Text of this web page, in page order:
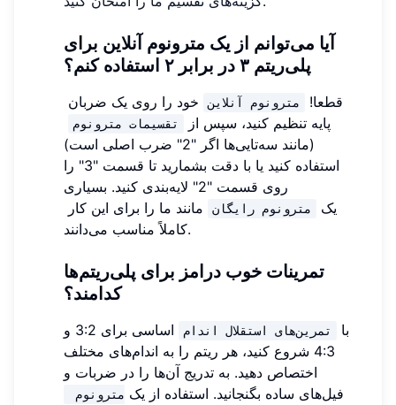
آیا می‌توانم از یک مترونوم آنلاین برای
پلی‌ریتم ۳ در برابر ۲ استفاده کنم؟
قطعا! مترونوم آنلاین
خود را روی یک ضربان
پایه تنظیم کنید، سپس از
تقسیمات مترونوم
(مانند سه‌تایی‌ها اگر "2" ضرب اصلی است)
استفاده کنید یا با دقت بشمارید تا قسمت "3" را
روی قسمت "2" لایه‌بندی کنید. بسیاری
یک
مترونوم رایگان
مانند ما را برای این کار
کاملاً مناسب می‌دانند.
تمرینات خوب درامز برای پلی‌ریتم‌ها
کدامند؟
با تمرین‌های استقلال اندام
اساسی برای 3:2 و
4:3 شروع کنید، هر ریتم را به اندام‌های مختلف
اختصاص دهید. به تدریج آن‌ها را در ضربات و
فیل‌های ساده بگنجانید. استفاده از یک مترونوم